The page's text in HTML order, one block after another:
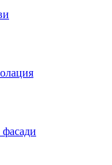
фасади